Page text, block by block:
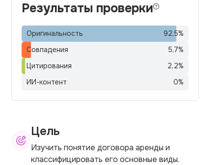
Результаты проверки
Оригинальность 92,5%
Совпадения
5,7%
Цитирования
2,2%
ИИ-контент
0%
Цель
Изучить понятие договора аренды и
классифицировать его основные виды.